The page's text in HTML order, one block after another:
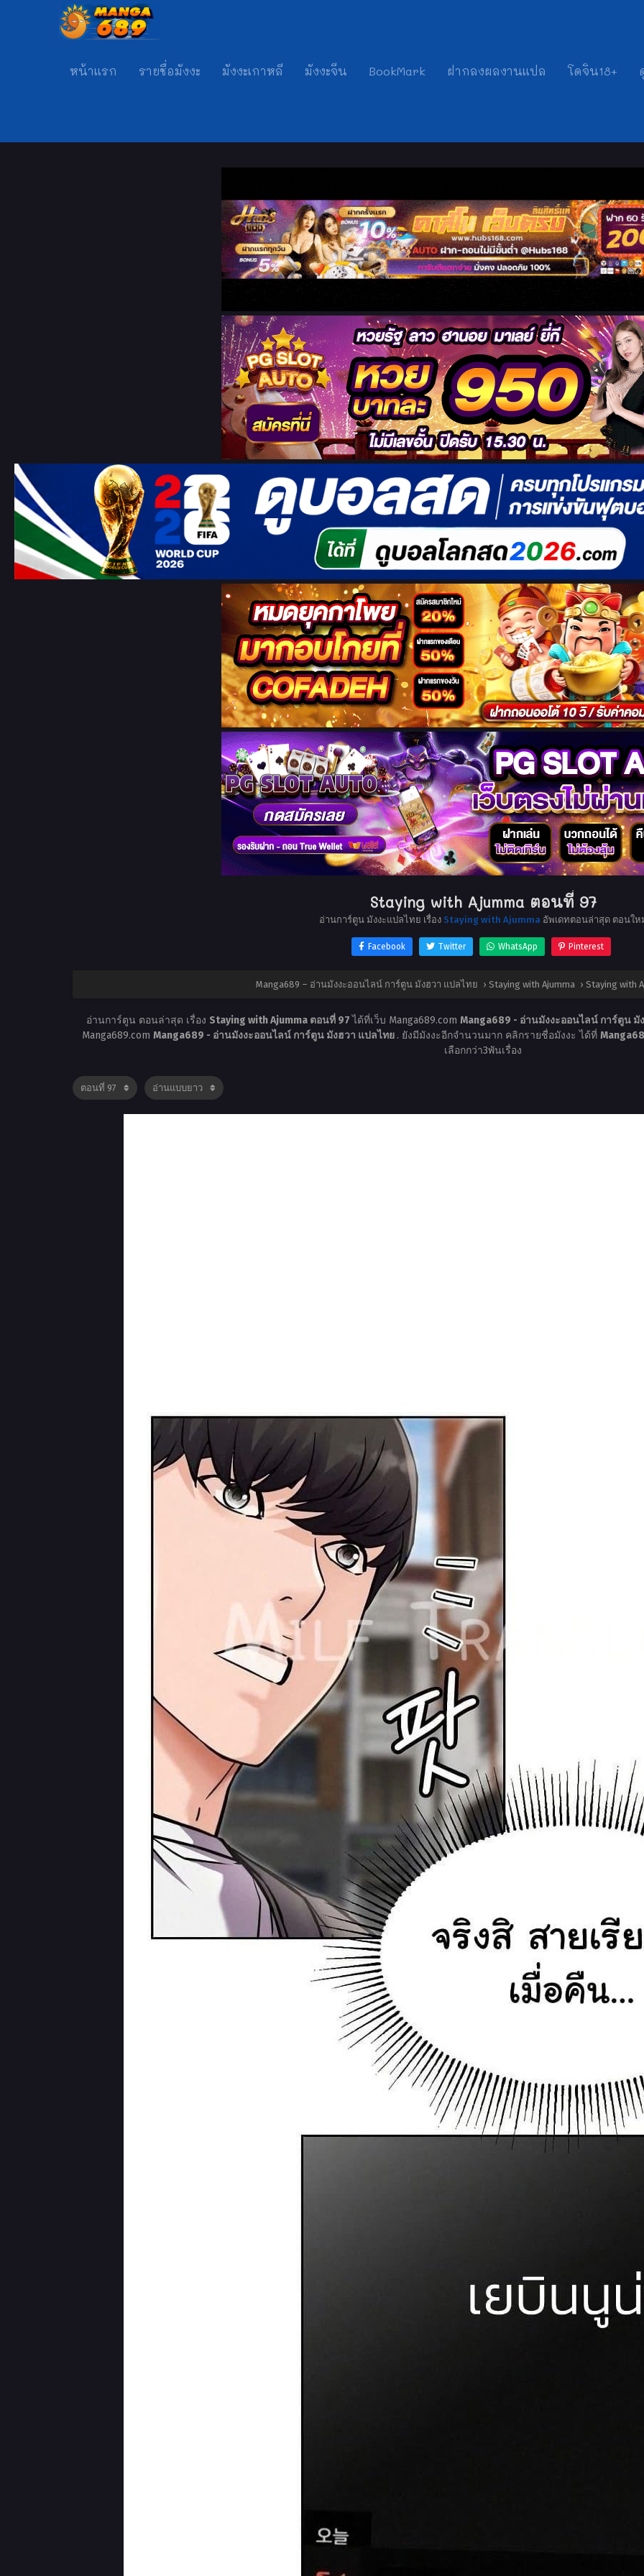
หน้าแรก รายชื่อมังงะ มังงะเกาหลี มังงะจีน BookMark ฝากลงผลงานแปล โดจิน18+
Staying with Ajumma ตอนที่ 97
อ่านการ์ตูน มังงะแปลไทย เรื่อง Staying with Ajumma อัพเดทตอนล่าสุด ตอนให
Facebook Twitter WhatsApp Pinterest
Manga689 – อ่านมังงะออนไลน์ การ์ตูน มังฮวา แปลไทย › Staying with Ajumma › Staying with
อ่านการ์ตูน ตอนล่าสุด เรื่อง Staying with Ajumma ตอนที่ 97ได้ที่เว็บ Manga689.com Manga689 - อ่านมังงะออนไลน์ การ์ตูน มั
Manga689.com Manga689 - อ่านมังงะออนไลน์ การ์ตูน มังฮวา แปลไทย . ยังมีมังงะอีกจำนวนมาก คลิกรายชื่อมังงะ ได้ที่
เลือกกว่า3พันเรื่อง